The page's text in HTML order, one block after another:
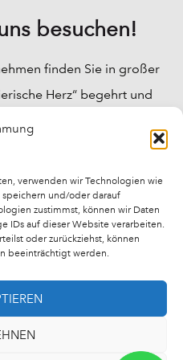
verwenden wir Technologien wie
und/oder darauf
zustimmst, können wir Daten
IDs auf dieser Website verarbeiten.
oder zurückziehst, können
beeinträchtigt werden.
besuchen!
finden Sie in großer
Herz“ begehrt und
fachkundig beantwortet.
„tierischen“ Probleme
wir fast alles an.
Kontakt